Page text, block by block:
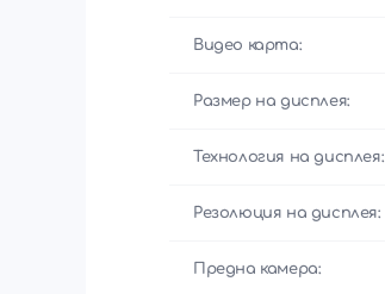
Видео карта:
Размер на дисплея:
Технология на дисплея:
Резолюция на дисплея:
Предна камера: